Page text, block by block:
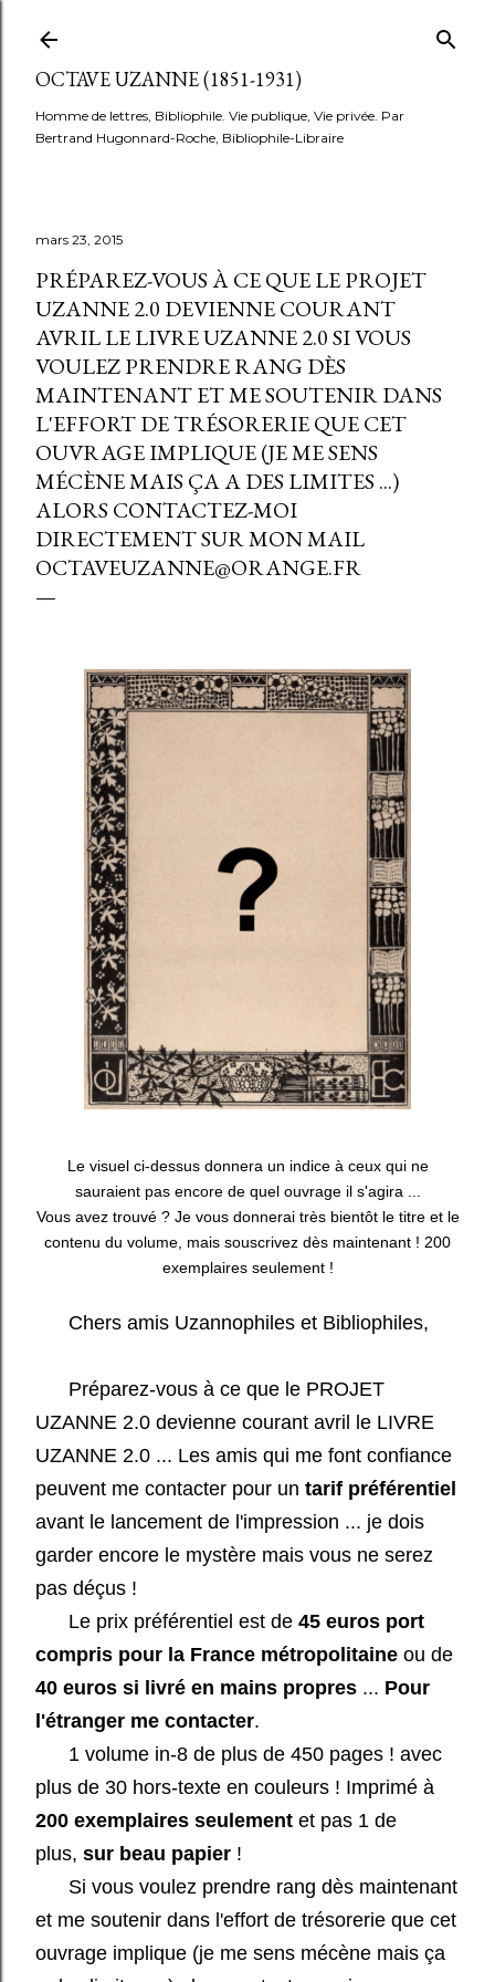
OCTAVE UZANNE (1851-1931)
Homme de lettres, Bibliophile. Vie publique, Vie privée. Par
Bertrand Hugonnard-Roche, Bibliophile-Libraire
mars 23, 2015
PRÉPAREZ-VOUS À CE QUE LE PROJET
UZANNE 2.0 DEVIENNE COURANT
AVRIL LE LIVRE UZANNE 2.0 SI VOUS
VOULEZ PRENDRE RANG DÈS
MAINTENANT ET ME SOUTENIR DANS
L'EFFORT DE TRÉSORERIE QUE CET
OUVRAGE IMPLIQUE (JE ME SENS
MÉCÈNE MAIS ÇA A DES LIMITES ...)
ALORS CONTACTEZ-MOI
DIRECTEMENT SUR MON MAIL
OCTAVEUZANNE@ORANGE.FR
Le visuel ci-dessus donnera un indice à ceux qui ne
sauraient pas encore de quel ouvrage il s'agira ...
Vous avez trouvé ? Je vous donnerai très bientôt le titre et le
contenu du volume, mais souscrivez dès maintenant ! 200
exemplaires seulement !
Chers amis Uzannophiles et Bibliophiles,
Préparez-vous à ce que le PROJET
UZANNE 2.0 devienne courant avril le LIVRE
UZANNE 2.0 ... Les amis qui me font confiance
peuvent me contacter pour un tarif préférentiel
avant le lancement de l'impression ... je dois
garder encore le mystère mais vous ne serez
pas déçus !
Le prix préférentiel est de 45 euros port
compris pour la France métropolitaine ou de
40 euros si livré en mains propres ... Pour
l'étranger me contacter.
1 volume in-8 de plus de 450 pages ! avec
plus de 30 hors-texte en couleurs ! Imprimé à
200 exemplaires seulement et pas 1 de
plus, sur beau papier !
Si vous voulez prendre rang dès maintenant
et me soutenir dans l'effort de trésorerie que cet
ouvrage implique (je me sens mécène mais ça